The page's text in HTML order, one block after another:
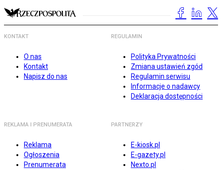
KONTAKT
O nas
Kontakt
Napisz do nas
REGULAMIN
Polityka Prywatności
Zmiana ustawień zgód
Regulamin serwisu
Informacje o nadawcy
Deklaracja dostępności
REKLAMA I PRENUMERATA
Reklama
Ogłoszenia
Prenumerata
PARTNERZY
E-kiosk.pl
E-gazety.pl
Nexto.pl